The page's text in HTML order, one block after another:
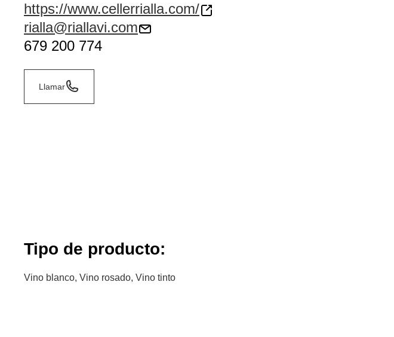
https://www.cellerrialla.com/
rialla@riallavi.com
679 200 774
Llamar
Tipo de producto:
Vino blanco, Vino rosado, Vino tinto